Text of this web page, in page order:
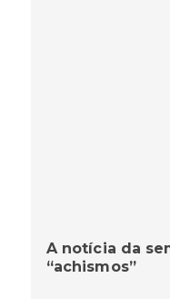
A notícia da
“achismos”